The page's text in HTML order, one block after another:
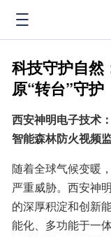
科技守护自然
原“转台”守护
西安神明电子技术
智能森林防火视频
随着全球气候变暖
严重威胁。西安神
的深厚积淀和创新
能化、多功能于一